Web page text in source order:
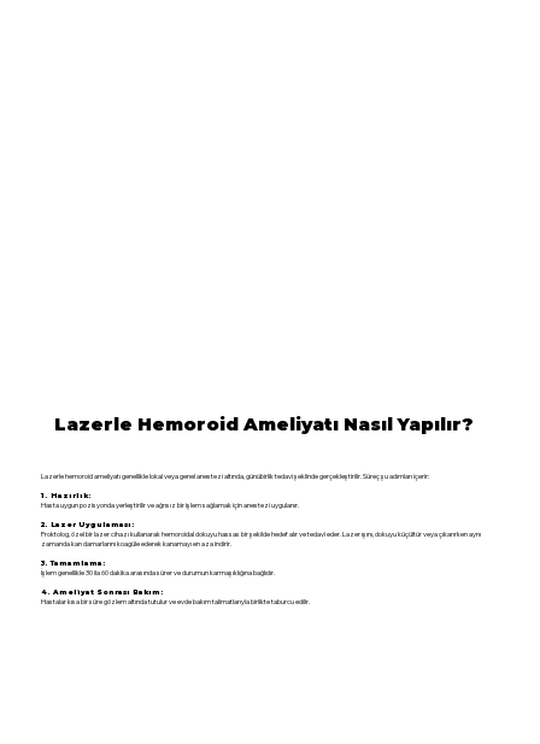
Lazerle Hemoroid Ameliyatı Nasıl Yapılır?
Lazerle hemoroid ameliyatı genellikle lokal veya genel anestezi altında, günübirlik tedavi şeklinde gerçekleştirilir. Süreç şu adımları içerir:
1. Hazırlık:
Hasta uygun pozisyonda yerleştirilir ve ağrısız bir işlem sağlamak için anestezi uygulanır.
2. Lazer Uygulaması:
Proktolog, özel bir lazer cihazı kullanarak hemoroidal dokuyu hassas bir şekilde hedef alır ve tedavi eder. Lazer ışını, dokuyu küçültür veya çıkarırken aynı
zamanda kan damarlarını koagüle ederek kanamayı en aza indirir.
3. Tamamlama:
İşlem genellikle 30 ila 60 dakika arasında sürer ve durumun karmaşıklığına bağlıdır.
4. Ameliyat Sonrası Bakım:
Hastalar kısa bir süre gözlem altında tutulur ve evde bakım talimatlarıyla birlikte taburcu edilir.